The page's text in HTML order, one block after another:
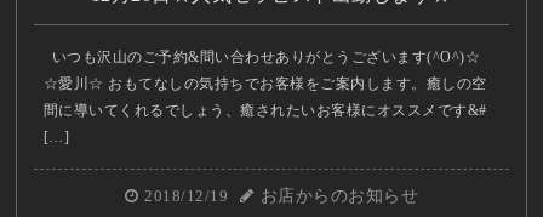
いつも沢山のご予約&問い合わせありがとうございます(^O^)☆
☆愛川☆ おもてなしの気持ちでお客様をご案内します。癒しの空
間に導いてくれるでしょう、癒されたいお客様にオススメです&#
[…]
2018/12/19 お店からのお知らせ